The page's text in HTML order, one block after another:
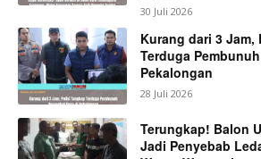
30 Juli 2026
Kurang dari 3 Jam,
Terduga
Pekalongan
28 Juli 2026
Terungkap! Balon
Jadi Penyebab